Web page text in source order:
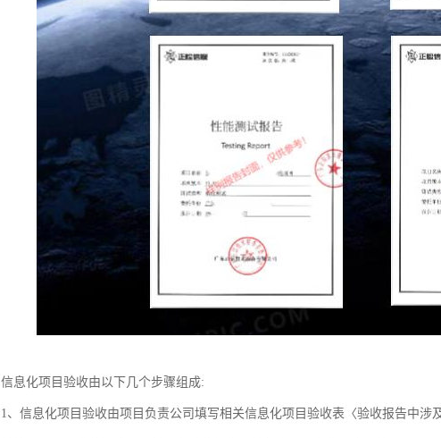
信息化项目验收由以下几个步骤组成:
1、信息化项目验收由项目负责公司填写相关信息化项目验收表〈验收报告中涉